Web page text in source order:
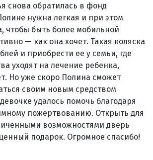
снова обратилась в фонд
нужна легкая и при этом
чтобы быть более мобильной
— как она хочет. Такая коляска
и приобрести ее у семьи, где
уходят на лечение ребенка,
Но уже скоро Полина сможет
своим новым средством
удалось помочь благодаря
пожертвованию. Открыть для
возможностями дверь
подарок. Огромное спасибо!